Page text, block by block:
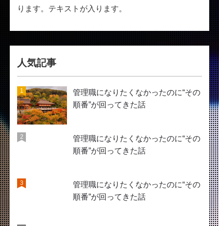
ります。テキストが入ります。
人気記事
管理職になりたくなかったのに“その
順番”が回ってきた話
管理職になりたくなかったのに“その
順番”が回ってきた話
管理職になりたくなかったのに“その
順番”が回ってきた話